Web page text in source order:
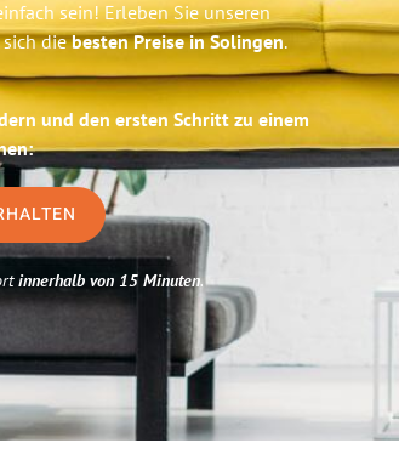
sein! Erleben Sie unseren
sich diebesten Preise in Solingen.
und den ersten Schritt zu einem
innerhalb von 15 Minuten.